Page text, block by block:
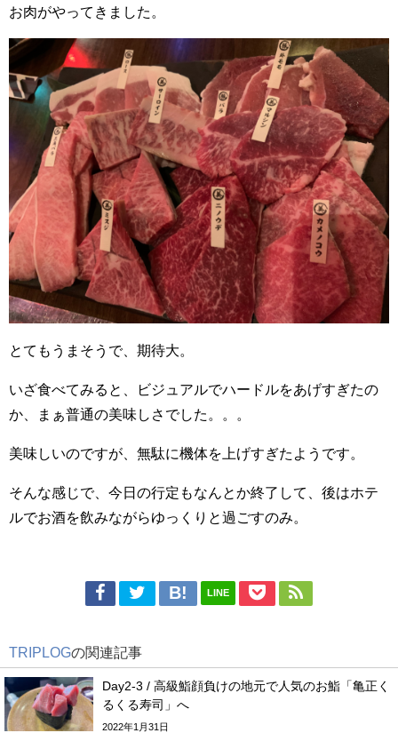
お肉がやってきました。
とてもうまそうで、期待大。
いざ食べてみると、ビジュアルでハードルをあげすぎたの
か、まぁ普通の美味しさでした。。。
美味しいのですが、無駄に機体を上げすぎたようです。
そんな感じで、今日の行定もなんとか終了して、後はホテ
ルでお酒を飲みながらゆっくりと過ごすのみ。
LINE
TRIPLOGの関連記事
Day2-3 / 高級鮨顔負けの地元で人気のお鮨「亀正く
るくる寿司」へ
2022年1月31日